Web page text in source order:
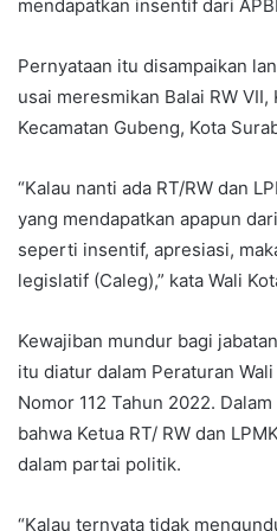
mendapatkan insentif dari
Pernyataan itu disampaikan
usai meresmikan Balai RW
Kecamatan Gubeng, Kota
“Kalau nanti ada RT/RW dan
yang mendapatkan apapun
seperti insentif, apresiasi,
legislatif (Caleg),” kata Wali
Kewajiban mundur bagi
itu diatur dalam Peraturan
Nomor 112 Tahun 2022.
bahwa Ketua RT/ RW dan
dalam partai politik.
“Kalau ternyata tidak